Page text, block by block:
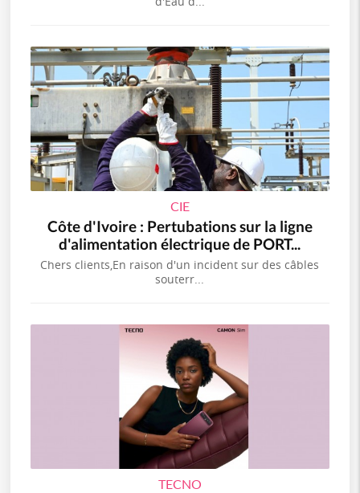
CIE
Côte d'Ivoire : Pertubations sur la ligne
d'alimentation électrique de PORT...
Chers clients,En raison d'un incident sur des câbles
souterr...
TECNO